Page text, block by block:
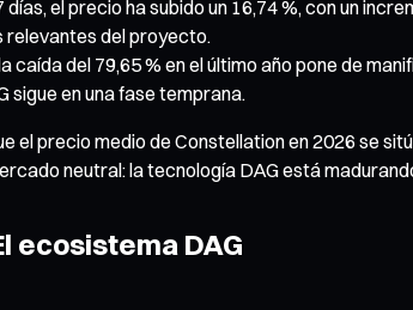
el precio ha subido un 16,74 %, con un
relevantes del proyecto.
caída del 79,65 % en el último año pone de
sigue en una fase temprana.
el precio medio de Constellation en 2026 se
neutral: la tecnología DAG está
ecosistema DAG